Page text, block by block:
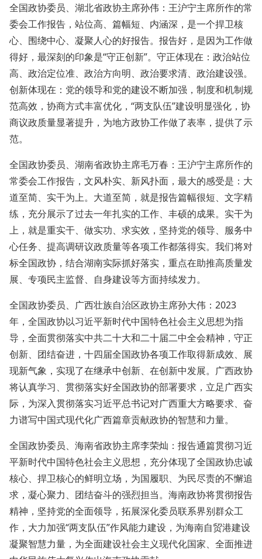
全国政协委员、湖北省政协主席孙伟：王沪宁主席所作的常
委会工作报告，站位高、篇幅短、内涵深，是一个捍卫核
心、围绕中心、凝聚人心的好报告。报告好，是因为工作做
得好，最深刻的印象是“守正创新”。守正体现在：政治站位
高、政治定位准、政治方向明、政治要求清、政治建设强。
创新体现在：党的领导和党的建设不断加强，制度和机制规
范高效，协商方式丰富优化，“两支队伍”建设明显强化，协
商议政质量显著提升，为地方政协工作做了表率，提供了示
范。
全国政协委员、湖南省政协主席毛万春：王沪宁主席所作的
常委会工作报告，文风朴实、新风扑面，最大的感受是：大
道至简、实干为上。大道至简，就是报告篇幅很短、文字精
练，充分展示了过去一年扎实的工作、丰硕的成果。实干为
上，就是重实干、做实功、求实效，坚持党的领导、服务中
心任务、提高调研议政质量等各项工作都落得实。我们将对
标全国政协，结合湖南实际抓好落实，重点在助推高质量发
展、专项民主监督、自身建设等方面持续发力。
全国政协委员、广西壮族自治区政协主席孙大伟：2023
年，全国政协以习近平新时代中国特色社会主义思想为指
导，全面贯彻落实中共二十大和二十届二中全会精神，守正
创新、团结奋进，十四届全国政协各项工作取得新成效、展
现新气象，实现了在继承中创新、在创新中发展。广西政协
将认真学习、贯彻落实好全国政协的部署要求，立足广西实
际，为深入贯彻落实习近平总书记对广西重大方略要求、奋
力谱写中国式现代化广西篇章贡献政协的智慧和力量。
全国政协委员、海南省政协主席李荣灿：报告通篇贯彻习近
平新时代中国特色社会主义思想，充分体现了全国政协忠诚
核心、捍卫核心的鲜明立场，为国履职、为民尽责的不懈追
求，凝心聚力、团结奋斗的强烈担当。海南政协将贯彻报告
精神，坚持党的全面领导，拓展深化委员联系界别群众工
作，大力加强“两支队伍”作风能力建设，为海南自贸港建设
凝聚智慧力量，为全面建设社会主义现代化国家、全面推进